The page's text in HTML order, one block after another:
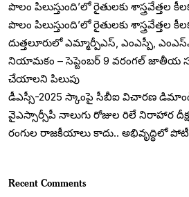
పొలం పిలుస్తుంది’లో రైతులకు శాస్త్రవేత్తల
పొలం పిలుస్తుంది’లో రైతులకు శాస్త్రవేత్తల
దుత్తలూరులో ఎమ్మార్పీఎస్, ఎంఎస్పీ,
నియామకం – సెప్టెంబర్ 9 వరంగల్ జాతీయ
చేయాలని పిలుపు
డీఎస్సీ-2025 స్కాంపై సీబీఐ విచారణ
వైఎస్సార్సీపీ నాలుగు రోజుల రిలే నిరాహార దీక్ష
రంగుల రాజకీయాలు కాదు.. అభివృద్ధిలో
Recent Comments